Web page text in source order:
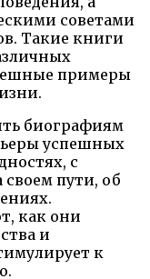
советами
Такие книги
примеры
биографиям
успешных
с
пути, об
как они
и
к